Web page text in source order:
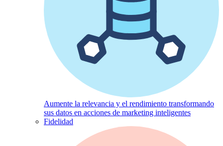
Aumente la relevancia y el rendimiento transformando
sus datos en acciones de marketing inteligentes
Fidelidad